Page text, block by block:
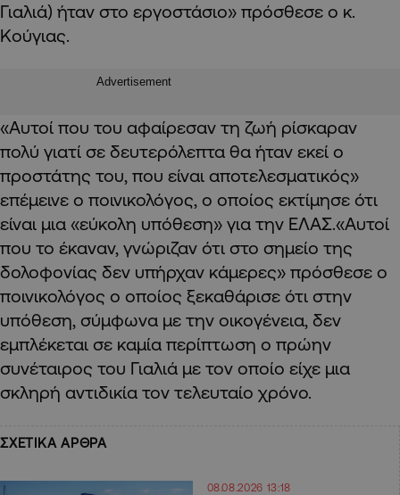
Γιαλιά) ήταν στο εργοστάσιο» πρόσθεσε ο κ.
Κούγιας.
Advertisement
«Αυτοί που του αφαίρεσαν τη ζωή ρίσκαραν
πολύ γιατί σε δευτερόλεπτα θα ήταν εκεί ο
προστάτης του, που είναι αποτελεσματικός»
επέμεινε ο ποινικολόγος, ο οποίος εκτίμησε ότι
είναι μια «εύκολη υπόθεση» για την ΕΛΑΣ.«Αυτοί
που το έκαναν, γνώριζαν ότι στο σημείο της
δολοφονίας δεν υπήρχαν κάμερες» πρόσθεσε ο
ποινικολόγος ο οποίος ξεκαθάρισε ότι στην
υπόθεση, σύμφωνα με την οικογένεια, δεν
εμπλέκεται σε καμία περίπτωση ο πρώην
συνέταιρος του Γιαλιά με τον οποίο είχε μια
σκληρή αντιδικία τον τελευταίο χρόνο.
ΣΧΕΤΙΚΑ ΑΡΘΡΑ
08.08.2026 13:18